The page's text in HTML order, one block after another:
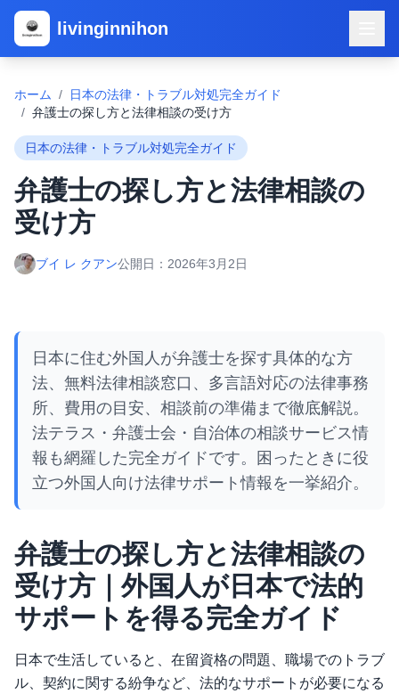
livinginnihon
ホーム /
日本の法律・トラブル対処完全ガイド
/ 弁護士の探し方と法律相談の受け方
日本の法律・トラブル対処完全ガイド
弁護士の探し方と法律相談の
受け方
ブイ レ クアン公開日： 2026年3月2日
日本に住む外国人が弁護士を探す具体的な方
法、無料法律相談窓口、多言語対応の法律事務
所、費用の目安、相談前の準備まで徹底解説。
法テラス・弁護士会・自治体の相談サービス情
報も網羅した完全ガイドです。困ったときに役
立つ外国人向け法律サポート情報を一挙紹介。
弁護士の探し方と法律相談の
受け方｜外国人が日本で法的
サポートを得る完全ガイド
日本で生活していると、在留資格の問題、職場でのトラブ
ル、契約に関する紛争など、法的なサポートが必要になる